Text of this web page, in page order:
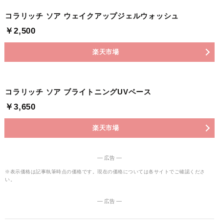
コラリッチ ソア ウェイクアップジェルウォッシュ
￥2,500
楽天市場
コラリッチ ソア ブライトニングUVベース
￥3,650
楽天市場
― 広告 ―
※表示価格は記事執筆時点の価格です。現在の価格については各サイトでご確認くださ
い。
― 広告 ―